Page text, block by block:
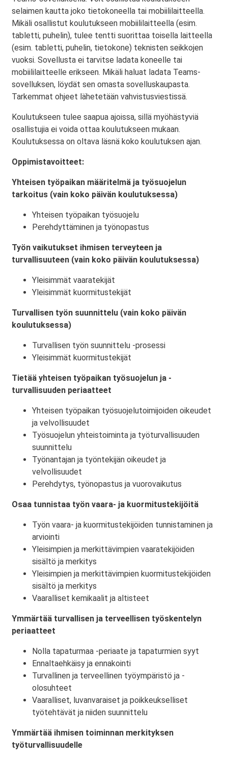
selaimen kautta joko tietokoneella tai mobiililaitteella.
Mikäli osallistut koulutukseen mobiililaitteella (esim.
tabletti, puhelin), tulee tentti suorittaa toisella laitteella
(esim. tabletti, puhelin, tietokone) teknisten seikkojen
vuoksi. Sovellusta ei tarvitse ladata koneelle tai
mobiililaitteelle erikseen. Mikäli haluat ladata Teams-
sovelluksen, löydät sen omasta sovelluskaupasta.
Tarkemmat ohjeet lähetetään vahvistusviestissä.
Koulutukseen tulee saapua ajoissa, sillä myöhästyviä
osallistujia ei voida ottaa koulutukseen mukaan.
Koulutuksessa on oltava läsnä koko koulutuksen ajan.
Oppimistavoitteet:
Yhteisen työpaikan määritelmä ja työsuojelun
tarkoitus (vain koko päivän koulutuksessa)
Yhteisen työpaikan työsuojelu
Perehdyttäminen ja työnopastus
Työn vaikutukset ihmisen terveyteen ja
turvallisuuteen (vain koko päivän koulutuksessa)
Yleisimmät vaaratekijät
Yleisimmät kuormitustekijät
Turvallisen työn suunnittelu (vain koko päivän
koulutuksessa)
Turvallisen työn suunnittelu -prosessi
Yleisimmät kuormitustekijät
Tietää yhteisen työpaikan työsuojelun ja -
turvallisuuden periaatteet
Yhteisen työpaikan työsuojelutoimijoiden oikeudet
ja velvollisuudet
Työsuojelun yhteistoiminta ja työturvallisuuden
suunnittelu
Työnantajan ja työntekijän oikeudet ja
velvollisuudet
Perehdytys, työnopastus ja vuorovaikutus
Osaa tunnistaa työn vaara- ja kuormitustekijöitä
Työn vaara- ja kuormitustekijöiden tunnistaminen ja
arviointi
Yleisimpien ja merkittävimpien vaaratekijöiden
sisältö ja merkitys
Yleisimpien ja merkittävimpien kuormitustekijöiden
sisältö ja merkitys
Vaaralliset kemikaalit ja altisteet
Ymmärtää turvallisen ja terveellisen työskentelyn
periaatteet
Nolla tapaturmaa -periaate ja tapaturmien syyt
Ennaltaehkäisy ja ennakointi
Turvallinen ja terveellinen työympäristö ja -
olosuhteet
Vaaralliset, luvanvaraiset ja poikkeukselliset
työtehtävät ja niiden suunnittelu
Ymmärtää ihmisen toiminnan merkityksen
työturvallisuudelle